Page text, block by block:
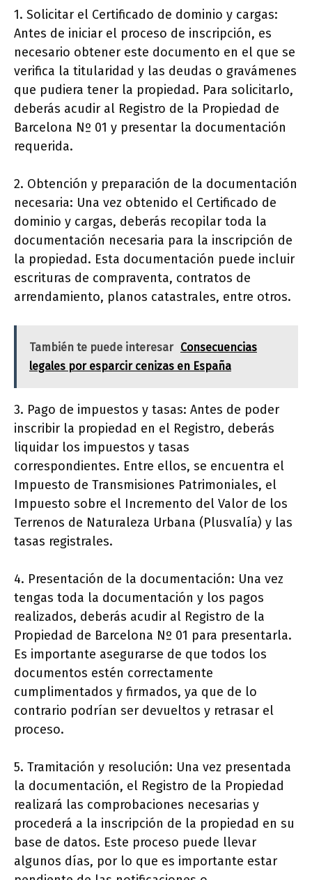
1. Solicitar el Certificado de dominio y cargas:
Antes de iniciar el proceso de inscripción, es
necesario obtener este documento en el que se
verifica la titularidad y las deudas o gravámenes
que pudiera tener la propiedad. Para solicitarlo,
deberás acudir al Registro de la Propiedad de
Barcelona Nº 01 y presentar la documentación
requerida.
2. Obtención y preparación de la documentación
necesaria: Una vez obtenido el Certificado de
dominio y cargas, deberás recopilar toda la
documentación necesaria para la inscripción de
la propiedad. Esta documentación puede incluir
escrituras de compraventa, contratos de
arrendamiento, planos catastrales, entre otros.
También te puede interesar Consecuencias
legales por esparcir cenizas en España
3. Pago de impuestos y tasas: Antes de poder
inscribir la propiedad en el Registro, deberás
liquidar los impuestos y tasas
correspondientes. Entre ellos, se encuentra el
Impuesto de Transmisiones Patrimoniales, el
Impuesto sobre el Incremento del Valor de los
Terrenos de Naturaleza Urbana (Plusvalía) y las
tasas registrales.
4. Presentación de la documentación: Una vez
tengas toda la documentación y los pagos
realizados, deberás acudir al Registro de la
Propiedad de Barcelona Nº 01 para presentarla.
Es importante asegurarse de que todos los
documentos estén correctamente
cumplimentados y firmados, ya que de lo
contrario podrían ser devueltos y retrasar el
proceso.
5. Tramitación y resolución: Una vez presentada
la documentación, el Registro de la Propiedad
realizará las comprobaciones necesarias y
procederá a la inscripción de la propiedad en su
base de datos. Este proceso puede llevar
algunos días, por lo que es importante estar